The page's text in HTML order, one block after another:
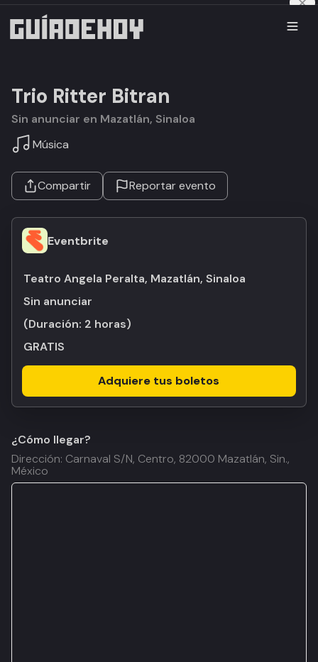
Trio Ritter Bitran
Sin anunciar en Mazatlán, Sinaloa
Música
Compartir Reportar evento
Eventbrite
Teatro Angela Peralta, Mazatlán, Sinaloa
Sin anunciar
(Duración: 2 horas)
GRATIS
Adquiere tus boletos
¿Cómo llegar?
Dirección: Carnaval S/N, Centro, 82000 Mazatlán, Sin.,
México